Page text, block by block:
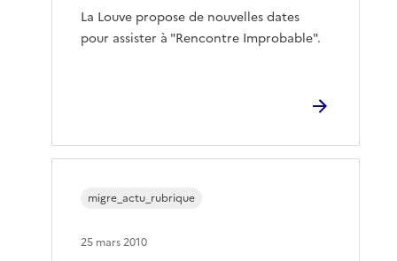
La Louve propose de nouvelles dates
pour assister à "Rencontre Improbable".
migre_actu_rubrique
25 mars 2010